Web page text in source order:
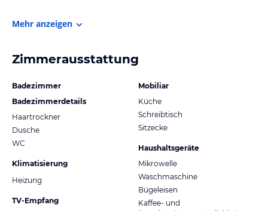
Mehr anzeigen
Zimmerausstattung
Badezimmer
Badezimmerdetails
Haartrockner
Dusche
WC
Klimatisierung
Heizung
TV-Empfang
Mobiliar
Küche
Schreibtisch
Sitzecke
Haushaltsgeräte
Mikrowelle
Waschmaschine
Bügeleisen
Kaffee- und